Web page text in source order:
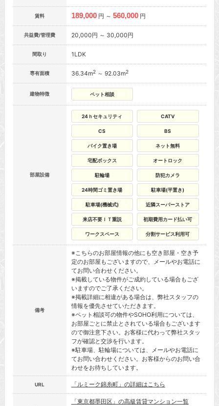
賃料 189,000 円 ～ 560,000 円
共益費/管理費 20,000円 ～ 30,000円
間取り 1LDK
専有面積 36.34m2～ 92.03m2
建物特徴 ペット相談
部屋設備
24ｈセキュリティ CATV
CS BS
バイク置き場 ネット無料
宅配ボックス オートロック
駐輪場 防犯カメラ
24時間ゴミ置き場 駐車場(平置き)
駐車場(機械式) 近隣スーパーストア
来店不要ＩＴ重説 初期費用カード払い可
ワークスペース 分割サービス利用可
備考
※こちらのお部屋情報の他にも空き部屋・空き予
定のお部屋もございますので、メールやお電話に
てお問い合わせください。
※掲載している物件がご成約している場合もござ
いますのでご了承ください。
※掲載詳細に相違がある場合は、弊社スタッフの
情報を優先させていただきます。
※ペット相談可の物件やSOHO利用については、
お部屋ごとに禁止とされている場合もございます
ので御注意下さい。お客様に代わって弊社スタッ
フが確認と交渉を行います。
※駐車場、駐輪場については、メールやお電話に
てお問い合わせください。お客様からのお問い合
わせをお待ちしています。
URL 「ルミーク錦糸町」の詳細はこちら
「東京都墨田区」の高級賃貸マンション一覧